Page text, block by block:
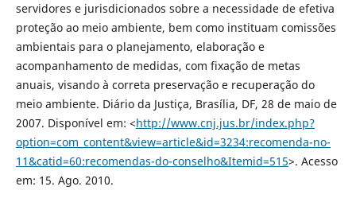
servidores e jurisdicionados sobre a necessidade de efetiva
proteção ao meio ambiente, bem como instituam comissões
ambientais para o planejamento, elaboração e
acompanhamento de medidas, com fixação de metas
anuais, visando à correta preservação e recuperação do
meio ambiente. Diário da Justiça, Brasília, DF, 28 de maio de
2007. Disponível em: <http://www.cnj.jus.br/index.php?
option=com_content&view=article&id=3234:recomenda-no-
11&catid=60:recomendas-do-conselho&Itemid=515>. Acesso
em: 15. Ago. 2010.